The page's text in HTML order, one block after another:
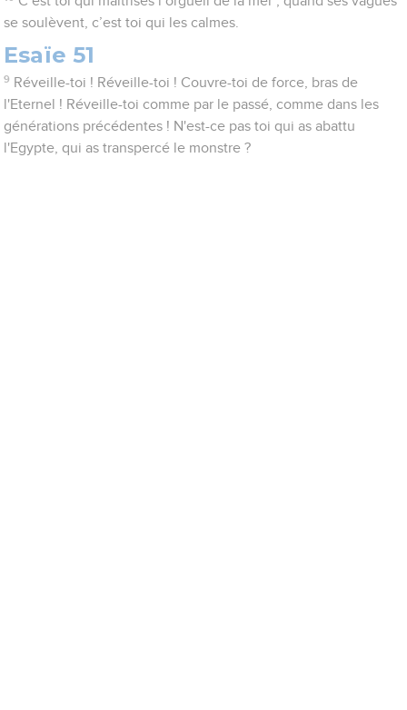
se soulèvent, c’est toi qui les calmes.
Esaïe 51
9 Réveille-toi ! Réveille-toi ! Couvre-toi de force, bras de
l'Eternel ! Réveille-toi comme par le passé, comme dans les
générations précédentes ! N'est-ce pas toi qui as abattu
l'Egypte, qui as transpercé le monstre ?